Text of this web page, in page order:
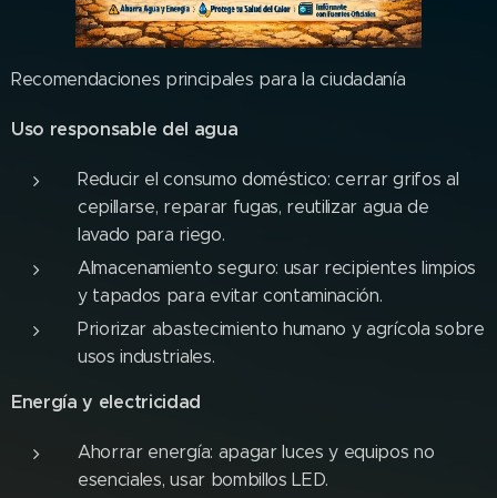
Recomendaciones principales para la ciudadanía
Uso responsable del agua
Reducir el consumo doméstico: cerrar grifos al
cepillarse, reparar fugas, reutilizar agua de
lavado para riego.
Almacenamiento seguro: usar recipientes limpios
y tapados para evitar contaminación.
Priorizar abastecimiento humano y agrícola sobre
usos industriales.
Energía y electricidad
Ahorrar energía: apagar luces y equipos no
esenciales, usar bombillos LED.